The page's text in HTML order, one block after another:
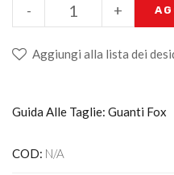
+
-
Aggiungi alla lista dei
Guida Alle Taglie: Guanti Fox
COD: N/A